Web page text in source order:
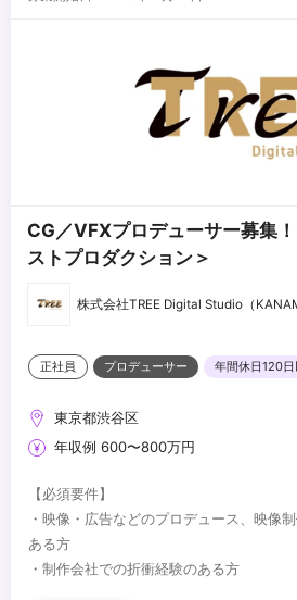
CG／VFXプロデューサー募集
ストプロダクション＞
株式会社TREE Digital Studio（
正社員 プロデューサー 年間休日120
東京都渋谷区
年収例 600〜800万円
【必須要件】
・映像・広告などのプロデュース、映像
ある方
・制作会社での折衝経験のある方